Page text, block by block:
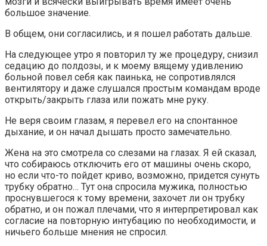
большое значение.
В общем, они согласились, и я пошел работать дальше.
На следующее утро я повторил ту же процедуру, снизил
седацию до полдозы, и к моему вящему удивлению
больной повел себя как паинька, не сопротивлялся
вентилятору и даже слушался простым командам вроде
открыть/закрыть глаза или пожать мне руку.
Не веря своим глазам, я перевел его на спонтанное
дыхание, и он начал дышать просто замечательно.
Жена на это смотрела со слезами на глазах. Я ей сказал,
что собираюсь отключить его от машины очень скоро,
но если что-то пойдет криво, возможно, придется сунуть
трубку обратно… Тут она спросила мужика, полностью
проснувшегося к тому времени, захочет ли он трубку
обратно, и он пожал плечами, что я интерпретировал как
согласие на повторную интубацию по необходимости, и
ничьего больше мнения не спросил.